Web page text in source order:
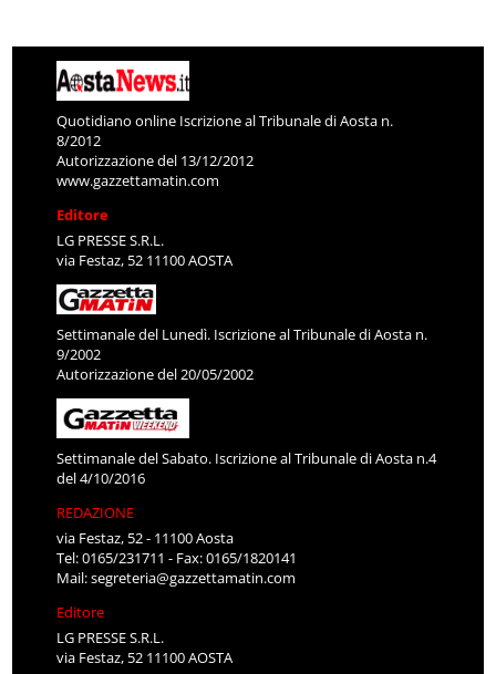
Quotidiano online Iscrizione al Tribunale di Aosta n.
8/2012
Autorizzazione del 13/12/2012
www.gazzettamatin.com
Editore
LG PRESSE S.R.L.
via Festaz, 52 11100 AOSTA
Settimanale del Lunedì. Iscrizione al Tribunale di Aosta n.
9/2002
Autorizzazione del 20/05/2002
Settimanale del Sabato. Iscrizione al Tribunale di Aosta n.4
del 4/10/2016
REDAZIONE
via Festaz, 52 - 11100 Aosta
Tel: 0165/231711 - Fax: 0165/1820141
Mail:segreteria@gazzettamatin.com
Editore
LG PRESSE S.R.L.
via Festaz, 52 11100 AOSTA